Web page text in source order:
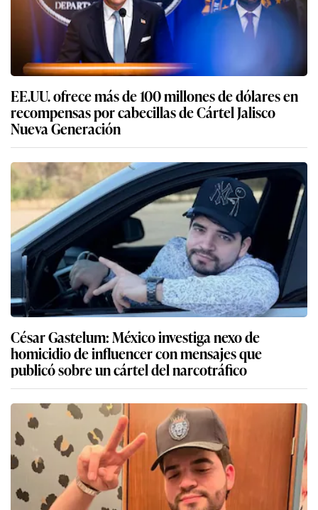
EE.UU. ofrece más de 100 millones de dólares en
recompensas por cabecillas de Cártel Jalisco
Nueva Generación
César Gastelum: México investiga nexo de
homicidio de influencer con mensajes que
publicó sobre un cártel del narcotráfico